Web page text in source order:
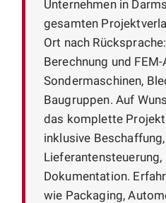
Unternehmen in
gesamten
Ort nach
Berechnung und FEM-
Sondermaschinen,
Baugruppen. Auf
das komplette
inklusive Beschaffung,
Dokumentation.
wie Packaging,